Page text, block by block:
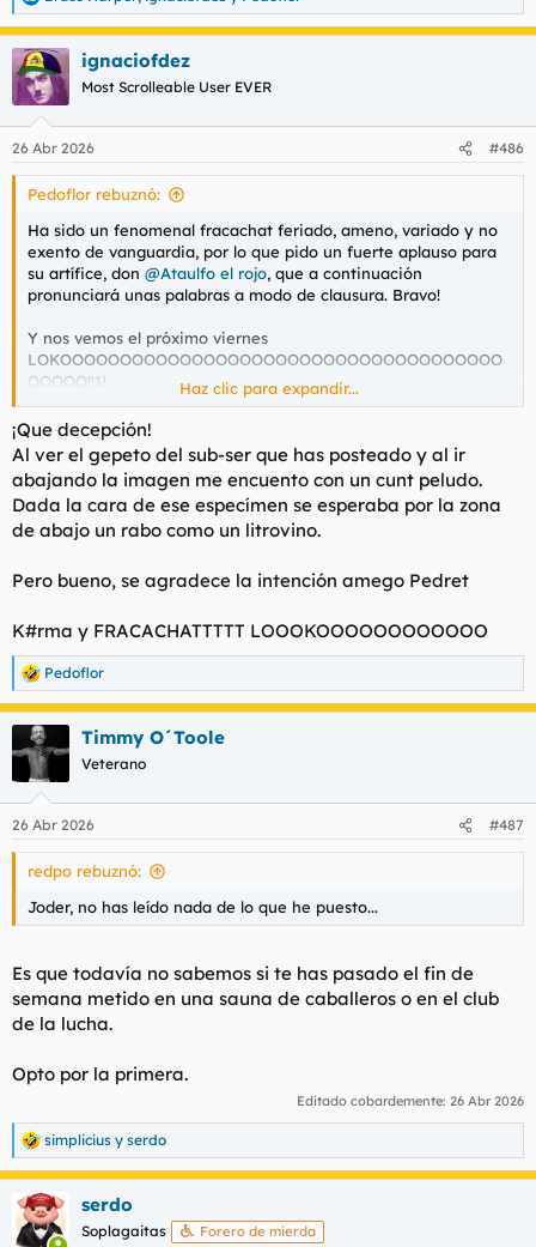
e
a
c
c
i
e
s
ignaciofdez
Most Scrolleable User EVER
26 Abr 2026 #486
Pedoflor rebuznó:
Ha sido un fenomenal fracachat feriado, ameno, variado y no
exento de vanguardia, por lo que pido un fuerte aplauso para
su artífice, don @Ataulfo el rojo, que a continuación
pronunciará unas palabras a modo de clausura. Bravo!
Y nos vemos el próximo viernes
LOKOOOOOOOOOOOOOOOOOOOOOOOOOOOOOOOOOOOOO
OOOOO!!1!
Ver el archivos adjunto 218285
Ver el archivos adjunto 218286
Pedazo coño.
Haz clic para expandir...
¡Que decepción!
Al ver el gepeto del sub-ser que has posteado y al ir
abajando la imagen me encuento con un cunt peludo.
Dada la cara de ese especímen se esperaba por la zona
de abajo un rabo como un litrovino.
Pero bueno, se agradece la intención amego Pedret
K#rma y FRACACHATTTTT LOOOKOOOOOOOOOOOO
R
e
a
c
e
s
Pedoflor
Timmy O´Toole
Veterano
26 Abr 2026 #487
redpo rebuznó:
Joder, no has leído nada de lo que he puesto...
Es que todavía no sabemos si te has pasado el fin de
semana metido en una sauna de caballeros o en el club
de la lucha.
Opto por la primera.
Editado cobardemente: 26 Abr 2026
R
e
a
c
c
i
simplicius y serdo
serdo
Soplagaitas Forero de mierda